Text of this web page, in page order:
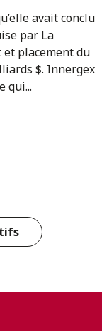
avait conclu
par La
et placement du
$. Innergex
qui...